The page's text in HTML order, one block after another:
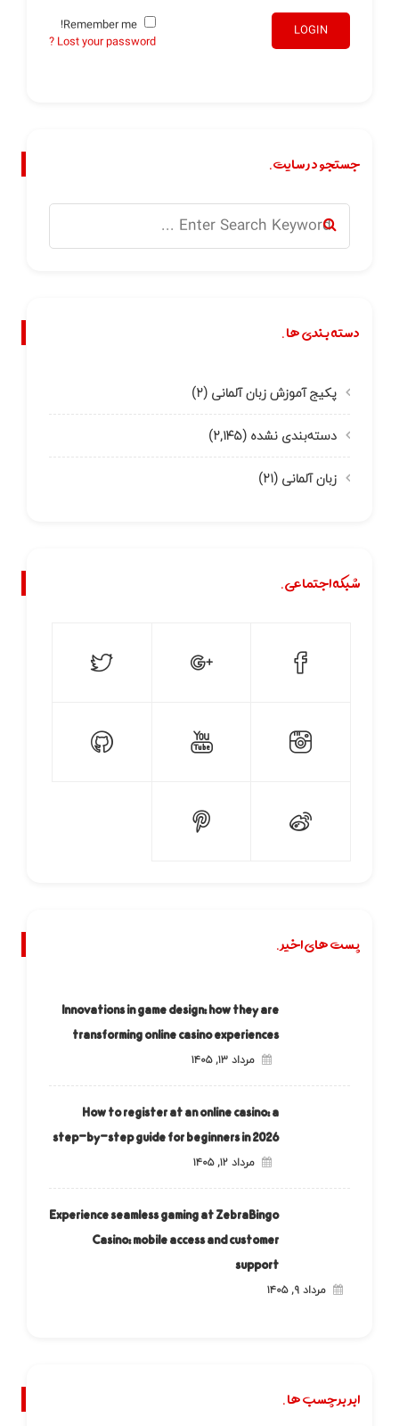
LOGIN
Lost your password ?
جستجو در سایت.
دسته بندی ها.
پکیج آموزش زبان آلمانی (۲)
دسته‌بندی نشده (۲,۱۴۵)
زبان آلمانی (۲۱)
شبکه اجتماعی.
پست های اخیر.
Innovations in game design: how they are
transforming online casino experiences
مرداد ۱۳, ۱۴۰۵
How to register at an online casino: a
step-by-step guide for beginners in 2026
مرداد ۱۲, ۱۴۰۵
Experience seamless gaming at ZebraBingo
Casino: mobile access and customer
support
مرداد ۹, ۱۴۰۵
ابر برچسب ها.